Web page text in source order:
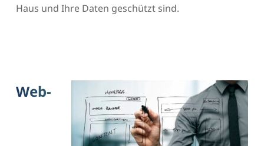
Haus und Ihre Daten geschützt sind.
Web-